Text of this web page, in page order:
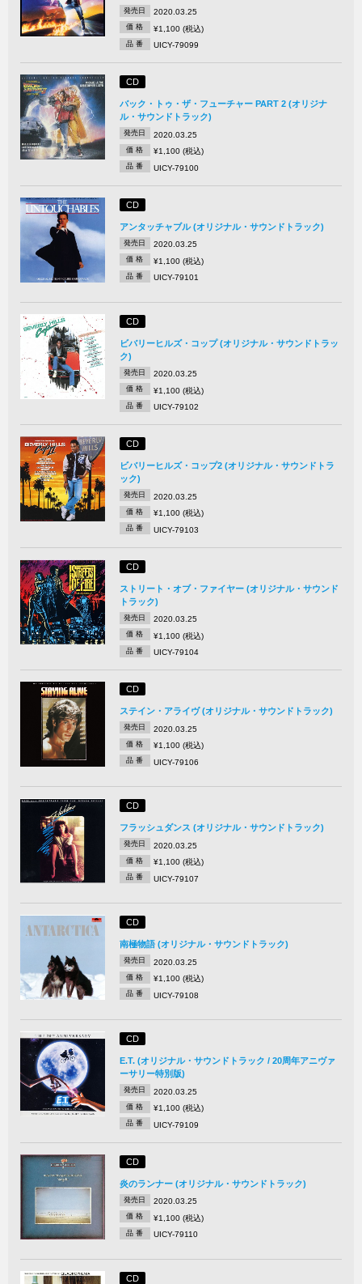
発売日 2020.03.25
価 格 ¥1,100 (税込)
品 番 UICY-79099
CD
バック・トゥ・ザ・フューチャー PART 2 (オリジナ
ル・サウンドトラック)
発売日 2020.03.25
価 格 ¥1,100 (税込)
品 番 UICY-79100
CD
アンタッチャブル (オリジナル・サウンドトラック)
発売日 2020.03.25
価 格 ¥1,100 (税込)
品 番 UICY-79101
CD
ビバリーヒルズ・コップ (オリジナル・サウンドトラッ
ク)
発売日 2020.03.25
価 格 ¥1,100 (税込)
品 番 UICY-79102
CD
ビバリーヒルズ・コップ2 (オリジナル・サウンドトラ
ック)
発売日 2020.03.25
価 格 ¥1,100 (税込)
品 番 UICY-79103
CD
ストリート・オブ・ファイヤー (オリジナル・サウンド
トラック)
発売日 2020.03.25
価 格 ¥1,100 (税込)
品 番 UICY-79104
CD
ステイン・アライヴ (オリジナル・サウンドトラック)
発売日 2020.03.25
価 格 ¥1,100 (税込)
品 番 UICY-79106
CD
フラッシュダンス (オリジナル・サウンドトラック)
発売日 2020.03.25
価 格 ¥1,100 (税込)
品 番 UICY-79107
CD
南極物語 (オリジナル・サウンドトラック)
発売日 2020.03.25
価 格 ¥1,100 (税込)
品 番 UICY-79108
CD
E.T. (オリジナル・サウンドトラック / 20周年アニヴァ
ーサリー特別版)
発売日 2020.03.25
価 格 ¥1,100 (税込)
品 番 UICY-79109
CD
炎のランナー (オリジナル・サウンドトラック)
発売日 2020.03.25
価 格 ¥1,100 (税込)
品 番 UICY-79110
CD